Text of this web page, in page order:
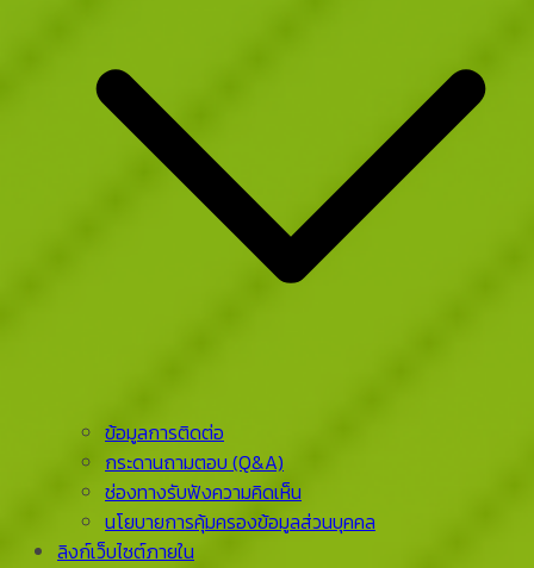
ข้อมูลการติดต่อ
กระดานถามตอบ (Q&A)
ช่องทางรับฟังความคิดเห็น
นโยบายการคุ้มครองข้อมูลส่วนบุคคล
ลิงก์เว็บไซต์ภายใน